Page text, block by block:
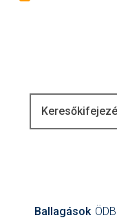
Ballagások